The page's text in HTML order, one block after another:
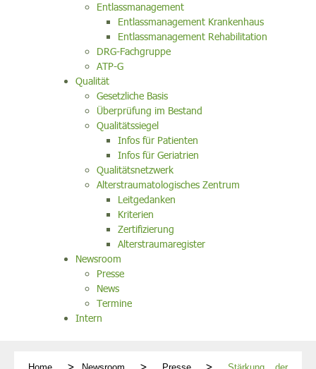
Entlassmanagement
Entlassmanagement Krankenhaus
Entlassmanagement Rehabilitation
DRG-Fachgruppe
ATP-G
Qualität
Gesetzliche Basis
Überprüfung im Bestand
Qualitätssiegel
Infos für Patienten
Infos für Geriatrien
Qualitätsnetzwerk
Alterstraumatologisches Zentrum
Leitgedanken
Kriterien
Zertifizierung
Alterstraumaregister
Newsroom
Presse
News
Termine
Intern